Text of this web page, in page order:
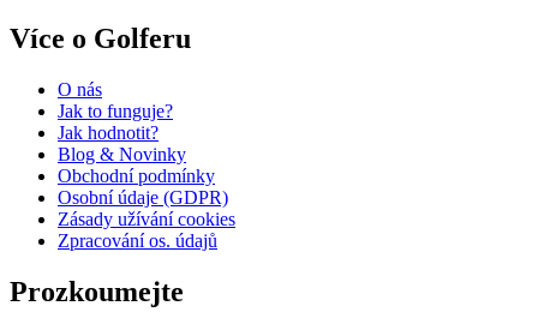
Více o Golferu
O nás
Jak to funguje?
Jak hodnotit?
Blog & Novinky
Obchodní podmínky
Osobní údaje (GDPR)
Zásady užívání cookies
Zpracování os. údajů​
Prozkoumejte